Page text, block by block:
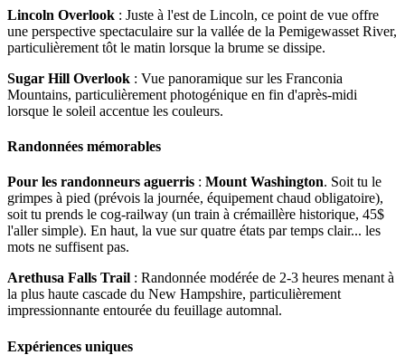
Lincoln Overlook : Juste à l'est de Lincoln, ce point de vue offre
une perspective spectaculaire sur la vallée de la Pemigewasset River,
particulièrement tôt le matin lorsque la brume se dissipe.
Sugar Hill Overlook : Vue panoramique sur les Franconia
Mountains, particulièrement photogénique en fin d'après-midi
lorsque le soleil accentue les couleurs.
Randonnées mémorables
Pour les randonneurs aguerris : Mount Washington. Soit tu le
grimpes à pied (prévois la journée, équipement chaud obligatoire),
soit tu prends le cog-railway (un train à crémaillère historique, 45$
l'aller simple). En haut, la vue sur quatre états par temps clair... les
mots ne suffisent pas.
Arethusa Falls Trail : Randonnée modérée de 2-3 heures menant à
la plus haute cascade du New Hampshire, particulièrement
impressionnante entourée du feuillage automnal.
Expériences uniques